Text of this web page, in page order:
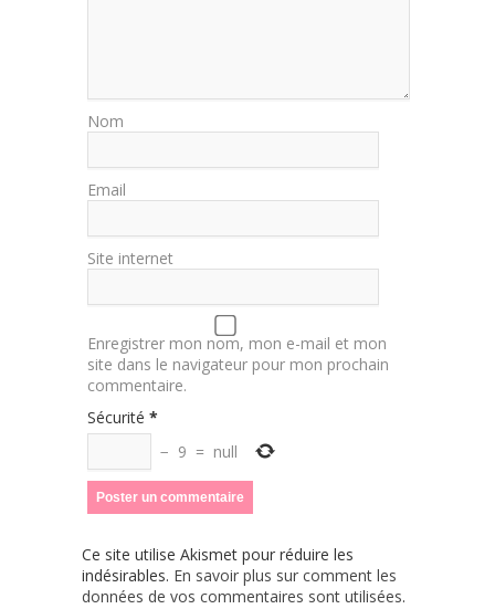
Nom
Email
Site internet
Enregistrer mon nom, mon e-mail et mon
site dans le navigateur pour mon prochain
commentaire.
Sécurité *
− 9 = null
Ce site utilise Akismet pour réduire les
indésirables. En savoir plus sur comment les
données de vos commentaires sont utilisées.